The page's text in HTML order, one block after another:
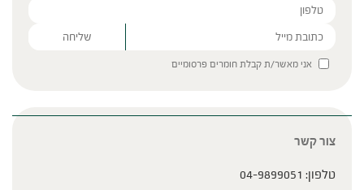
Please leave this field empty.
אני מאשר/ת קבלת חומרים פרסומיים
צור קשר
טלפון: 04-9899051